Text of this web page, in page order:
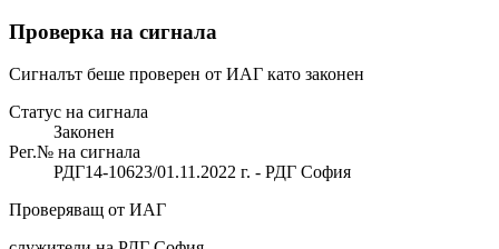
Проверка на сигнала
Сигналът беше проверен от ИАГ като законен
Статус на сигнала
Законен
Рег.№ на сигнала
РДГ14-10623/01.11.2022 г. - РДГ София
Проверяващ от ИАГ